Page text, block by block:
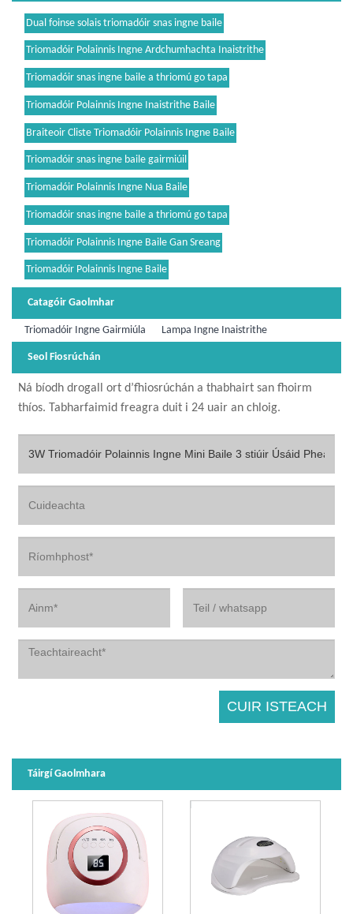
Dual foinse solais triomadóir snas ingne baile
Triomadóir Polainnis Ingne Ardchumhachta Inaistrithe
Triomadóir snas ingne baile a thriomú go tapa
Triomadóir Polainnis Ingne Inaistrithe Baile
Braiteoir Cliste Triomadóir Polainnis Ingne Baile
Triomadóir snas ingne baile gairmiúil
Triomadóir Polainnis Ingne Nua Baile
Triomadóir snas ingne baile a thriomú go tapa
Triomadóir Polainnis Ingne Baile Gan Sreang
Triomadóir Polainnis Ingne Baile
Catagóir Gaolmhar
Triomadóir Ingne Gairmiúla Lampa Ingne Inaistrithe
Seol Fiosrúchán
Ná bíodh drogall ort d’fhiosrúchán a thabhairt san fhoirm
thíos. Tabharfaimid freagra duit i 24 uair an chloig.
Táirgí Gaolmhara